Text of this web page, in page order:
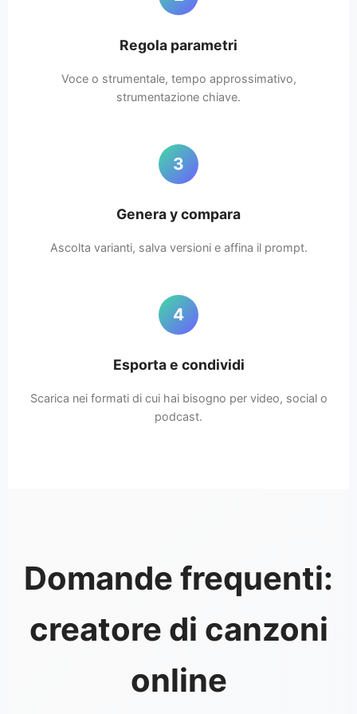
Regola parametri
Voce o strumentale, tempo approssimativo,
strumentazione chiave.
3
Genera y compara
Ascolta varianti, salva versioni e affina il prompt.
4
Esporta e condividi
Scarica nei formati di cui hai bisogno per video, social o
podcast.
Domande frequenti:
creatore di canzoni
online